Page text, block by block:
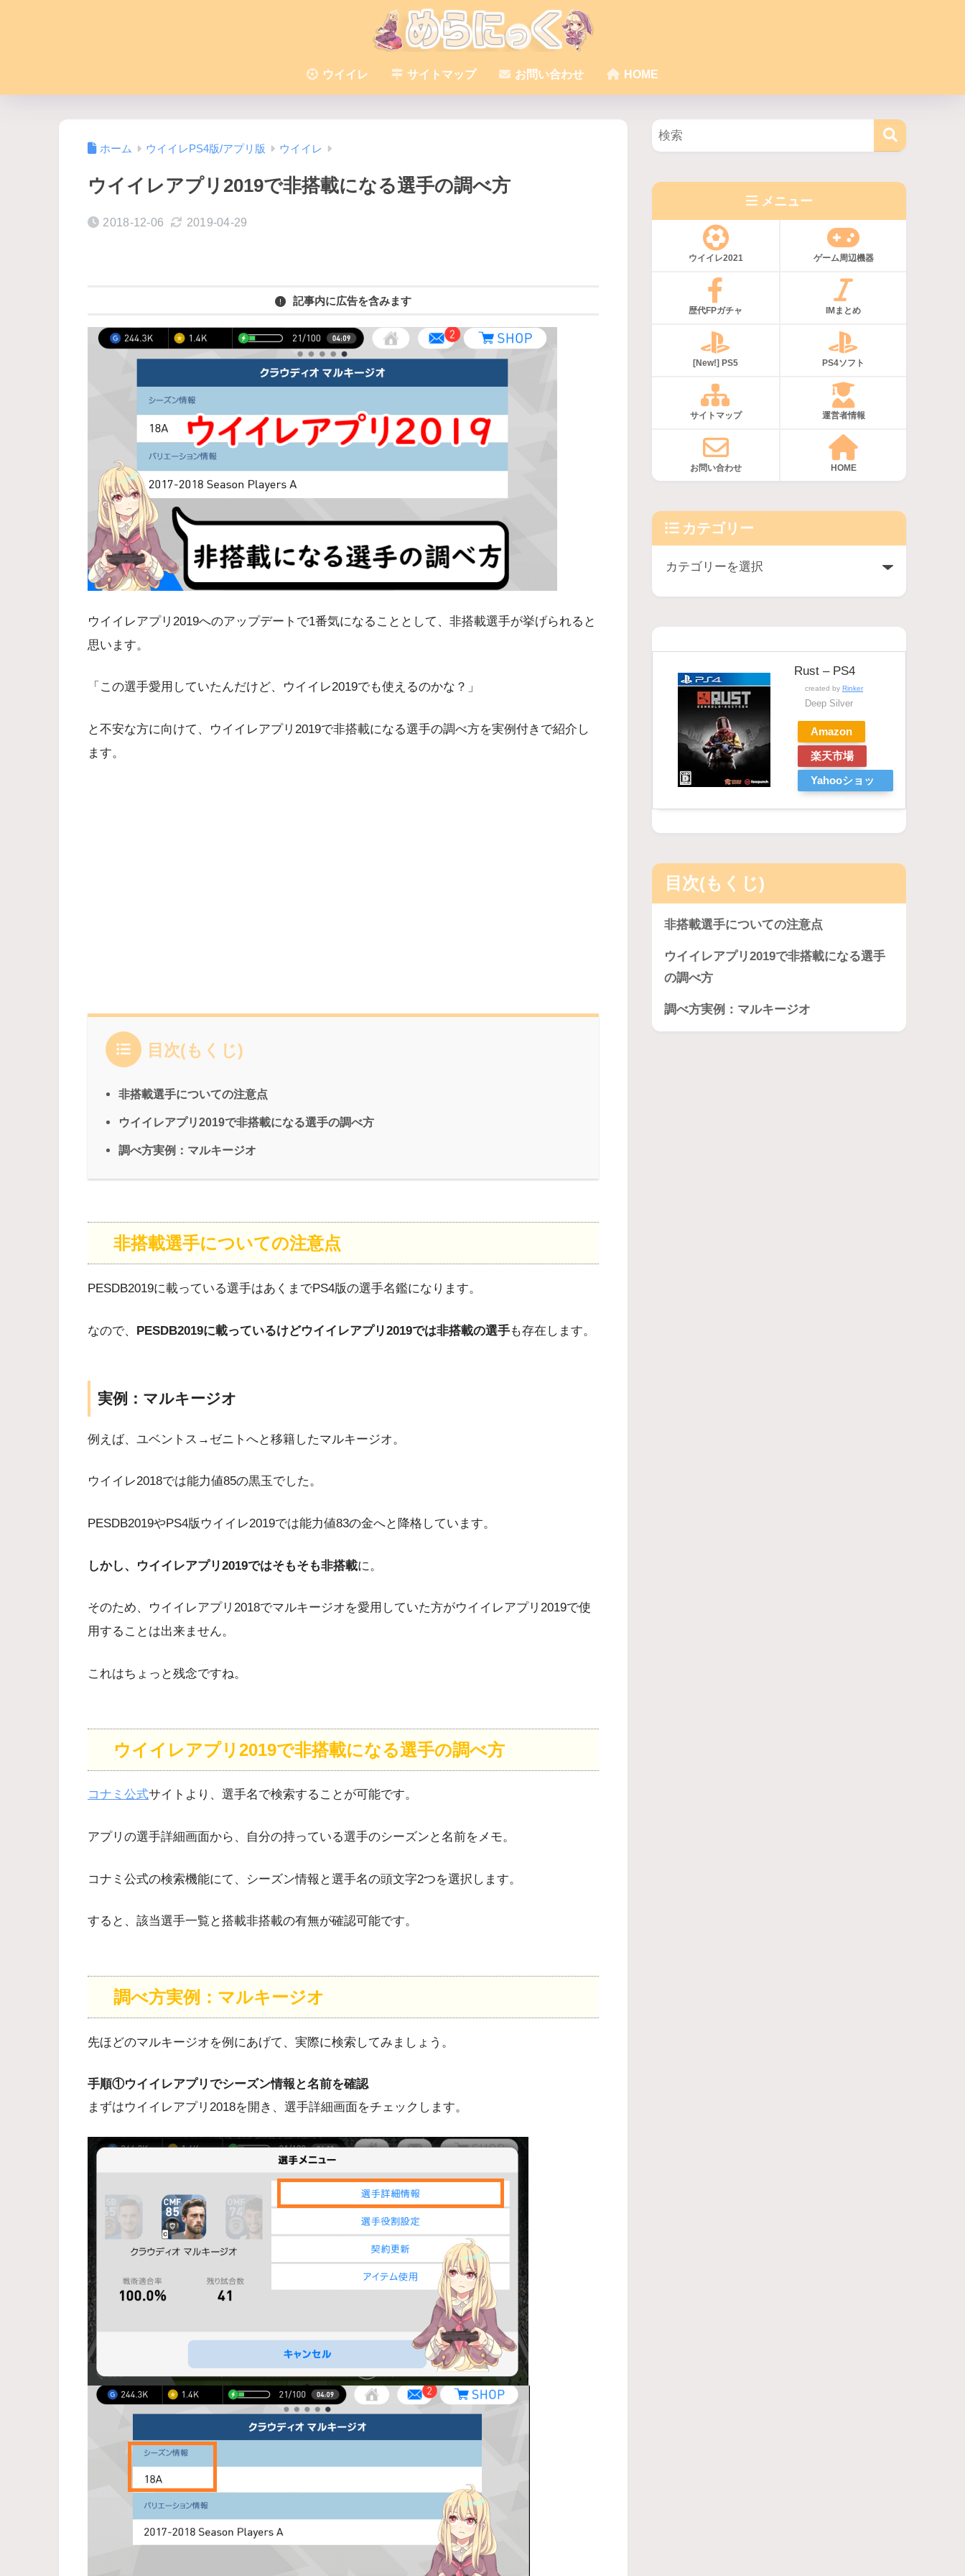
ウイイレ サイトマップ お問い合わせ HOME
ホーム ウイイレPS4版/アプリ版 ウイイレ
ウイイレアプリ2019で非搭載になる選手の調べ方
2018-12-06 2019-04-29
記事内に広告を含みます
ウイイレアプリ2019へのアップデートで1番気になることとして、非搭載選手が挙げられると
思います。
「この選手愛用していたんだけど、ウイイレ2019でも使えるのかな？」
と不安な方に向けて、ウイイレアプリ2019で非搭載になる選手の調べ方を実例付きで紹介し
ます。
目次(もくじ)
非搭載選手についての注意点
ウイイレアプリ2019で非搭載になる選手の調べ方
調べ方実例：マルキージオ
非搭載選手についての注意点
PESDB2019に載っている選手はあくまでPS4版の選手名鑑になります。
なので、 PESDB2019に載っているけどウイイレアプリ2019では非搭載の選手も存在します。
実例：マルキージオ
例えば、ユベントス→ゼニトへと移籍したマルキージオ 。
ウイイレ2018では能力値85の黒玉でした。
PESDB2019やPS4版ウイイレ2019では能力値83の金へと降格しています。
しかし、ウイイレアプリ2019ではそもそも非搭載に。
そのため、ウイイレアプリ2018でマルキージオを愛用していた方がウイイレアプリ2019で使
用することは出来ません。
これはちょっと残念ですね。
ウイイレアプリ2019で非搭載になる選手の調べ方
コナミ公式サイトより、選手名で検索することが可能です。
アプリの選手詳細画面から、自分の持っている選手のシーズンと名前をメモ。
コナミ公式の検索機能にて、シーズン情報と選手名の頭文字2つを選択します。
すると、該当選手一覧と搭載非搭載の有無が確認可能です。
調べ方実例：マルキージオ
先ほどのマルキージオを例にあげて、実際に検索してみましょう。
手順①ウイイレアプリでシーズン情報と名前を確認
まずはウイイレアプリ2018を開き、選手詳細画面をチェックします。
メニュー
ウイイレ2021 ゲーム周辺機器
歴代FPガチャ IMまとめ
[New!] PS5 PS4ソフト
サイトマップ 運営者情報
お問い合わせ HOME
カテゴリー
Rust – PS4
created by Rinker
Deep Silver
Amazon
楽天市場
Yahooショッ
目次(もくじ)
非搭載選手についての注意点
ウイイレアプリ2019で非搭載になる選手
の調べ方
調べ方実例：マルキージオ